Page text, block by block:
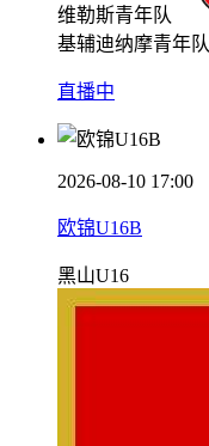
维勒斯青年队
基辅迪纳摩青年队
直播中
2026-08-10 17:00
欧锦U16B
黑山U16